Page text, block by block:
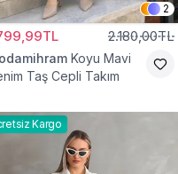
2
2.180,00TL
Koyu Mavi
Taş Cepli Takım
Kargo